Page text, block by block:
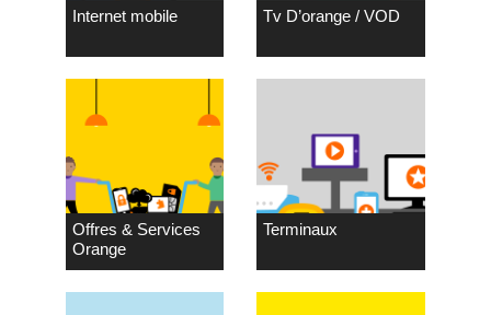
Internet mobile Tv D’orange / VOD
Offres & Services
Orange
Terminaux